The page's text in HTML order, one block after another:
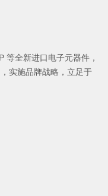
等全新进口电子元器件，
实施品牌战略，立足于